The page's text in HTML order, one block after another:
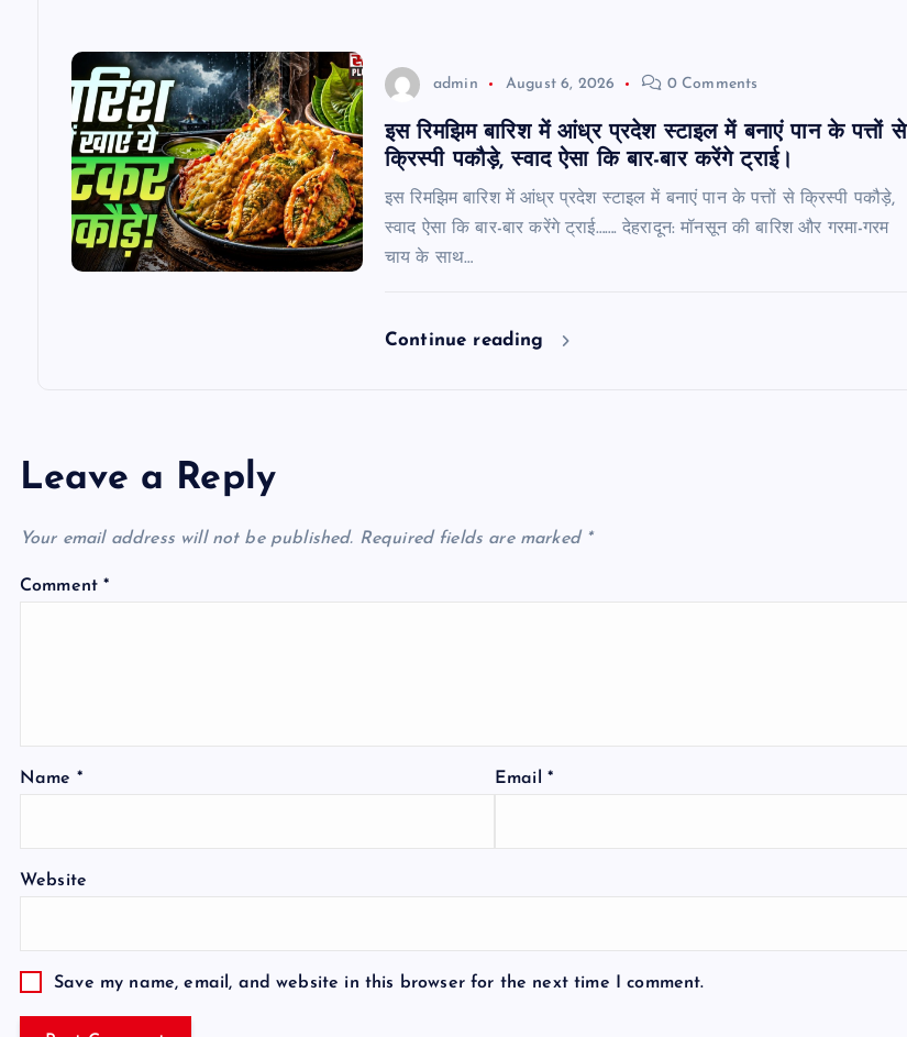
admin August 6, 2026 0 Comments
इस रिमझिम बारिश में आंध्र प्रदेश स्टाइल में बनाएं पान के पत्तों से
क्रिस्पी पकौड़े, स्वाद ऐसा कि बार-बार करेंगे ट्राई।
इस रिमझिम बारिश में आंध्र प्रदेश स्टाइल में बनाएं पान के पत्तों से क्रिस्पी पकौड़े,
स्वाद ऐसा कि बार-बार करेंगे ट्राई……. देहरादून: मॉनसून की बारिश और गरमा-गरम
चाय के साथ…
Continue reading
Leave a Reply
Your email address will not be published. Required fields are marked *
Comment*
Name * Email *
Website
Save my name, email, and website in this browser for the next time I comment.